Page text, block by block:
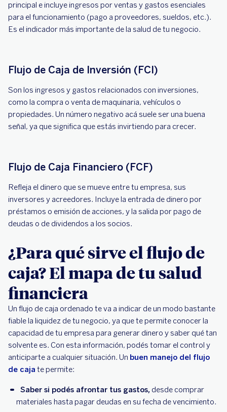
principal e incluye ingresos por ventas y gastos esenciales
para el funcionamiento (pago a proveedores, sueldos, etc.).
Es el indicador más importante de la salud de tu negocio.
Flujo de Caja de Inversión (FCI)
Son los ingresos y gastos relacionados con inversiones,
como la compra o venta de maquinaria, vehículos o
propiedades. Un número negativo acá suele ser una buena
señal, ya que significa que estás invirtiendo para crecer.
Flujo de Caja Financiero (FCF)
Refleja el dinero que se mueve entre tu empresa, sus
inversores y acreedores. Incluye la entrada de dinero por
préstamos o emisión de acciones, y la salida por pago de
deudas o de dividendos a los socios.
¿Para qué sirve el flujo de
caja? El mapa de tu salud
financiera
Un flujo de caja ordenado te va a indicar de un modo bastante
fiable la liquidez de tu negocio, ya que te permite conocer la
capacidad de tu empresa para generar dinero y saber qué tan
solvente es. Con esta información, podés tomar el control y
anticiparte a cualquier situación. Un buen manejo del flujo
de caja te permite:
Saber si podés afrontar tus gastos, desde comprar
materiales hasta pagar deudas en su fecha de vencimiento.